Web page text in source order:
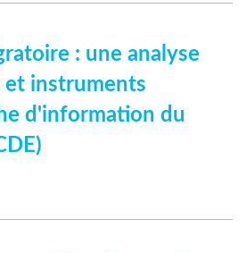
: une analyse
et instruments
d'information du